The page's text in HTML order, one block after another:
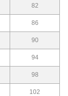
82
86
90
94
98
102